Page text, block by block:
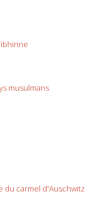
musulmans
du carmel d'Auschwitz